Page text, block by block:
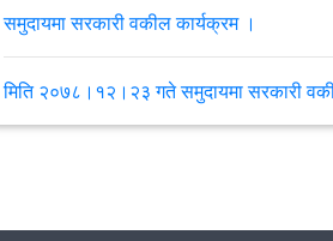
समुदायमा सरकारी वकील कार्यक्रम ।
मिति २०७८।१२।२३ गते समुदायमा सरकारी
मिति २०७८ साल फाल्गुन महिनाको १२ गते